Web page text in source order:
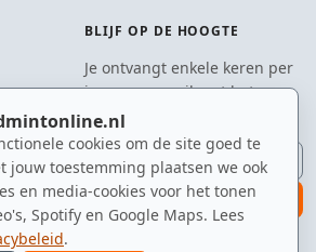
cookies om de site goed te
jouw toestemming plaatsen we ook
en media-cookies voor het tonen
Spotify en Google Maps. Lees
.
BLIJF OP DE HOOGTE
Je ontvangt enkele keren per
jaar een e-mail met het
laatste badmintonnieuws.
E-mailadres
aanmelden